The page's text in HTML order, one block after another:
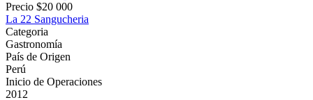
Precio $20 000
La 22 Sangucheria
Categoria
Gastronomía
País de Origen
Perú
Inicio de Operaciones
2012